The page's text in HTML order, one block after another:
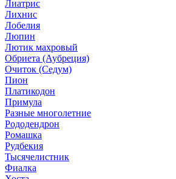
Лиатрис
Лихнис
Лобелия
Люпин
Лютик махровый
Обриета (Аубреция)
Очиток (Седум)
Пион
Платикодон
Примула
Разные многолетние
Рододендрон
Ромашка
Рудбекия
Тысячелистник
Фиалка